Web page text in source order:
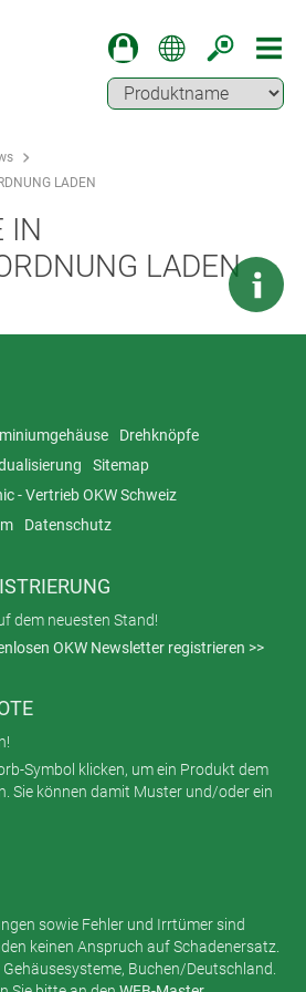
LADEN
IN
LADEN
Drehknöpfe
Sitemap
- Vertrieb OKW Schweiz
Datenschutz
dem neuesten Stand!
OKW Newsletter registrieren >>
Symbol klicken, um ein Produkt dem
Sie können damit Muster und/oder ein
sowie Fehler und Irrtümer sind
keinen Anspruch auf Schadenersatz.
Buchen/Deutschland.